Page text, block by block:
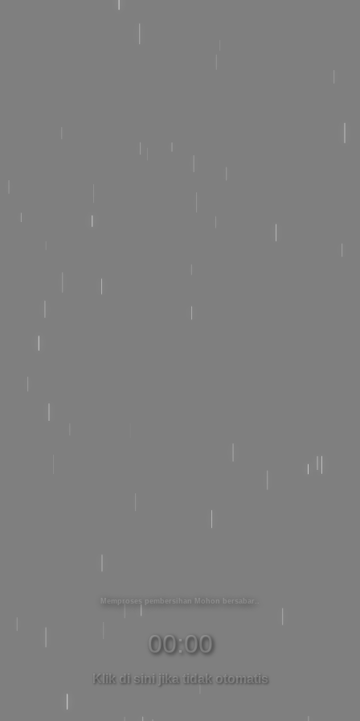
Memproses pembersihan Mohon bersabar
00:00
Klik di sini jika tidak otomatis